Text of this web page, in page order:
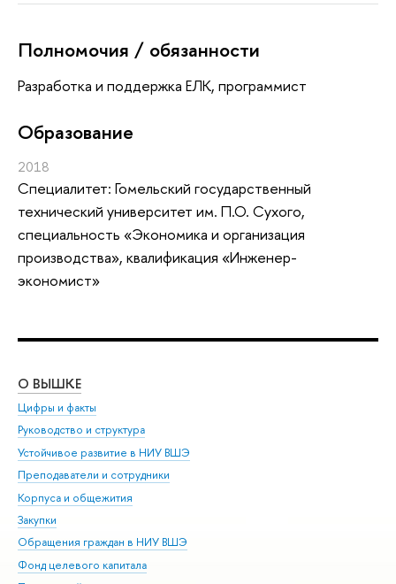
Полномочия / обязанности
Разработка и поддержка ЕЛК, программист
Oбразование
2018
Специалитет: Гомельский государственный
технический университет им. П.О. Сухого,
специальность «Экономика и организация
производства», квалификация «Инженер-
экономист»
О ВЫШКЕ
Цифры и факты
Руководство и структура
Устойчивое развитие в НИУ ВШЭ
Преподаватели и сотрудники
Корпуса и общежития
Закупки
Обращения граждан в НИУ ВШЭ
Фонд целевого капитала